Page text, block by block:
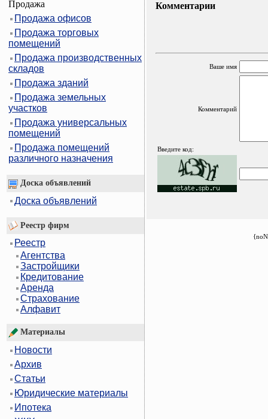
Продажа
Продажа офисов
Продажа торговых
помещений
Продажа производственных
складов
Продажа зданий
Продажа земельных
участков
Продажа универсальных
помещений
Продажа помещений
различного назначения
Доска объявлений
Доска объявлений
Реестр фирм
Реестр
Агентства
Застройщики
Кредитование
Аренда
Страхование
Алфавит
Материалы
Новости
Архив
Статьи
Юридические материалы
Ипотека
Комментарии
Ваше имя
Комментарий
Введите код: